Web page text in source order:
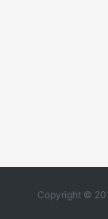
Copyright ©